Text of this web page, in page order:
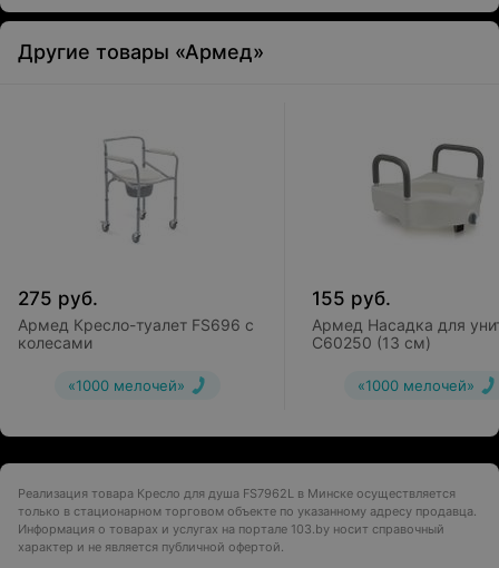
Другие товары «Армед»
275 руб.
Армед Кресло-туалет FS696 с
колесами
«1000 мелочей»
155 руб.
Армед Насадка для
С60250 (13 см)
«1000 мелочей»
Реализация товара Кресло для душа FS7962L в Минске осуществляется
только в стационарном торговом объекте по указанному адресу продавца.
Информация о товарах и услугах на портале 103.by носит справочный
характер и не является публичной офертой.